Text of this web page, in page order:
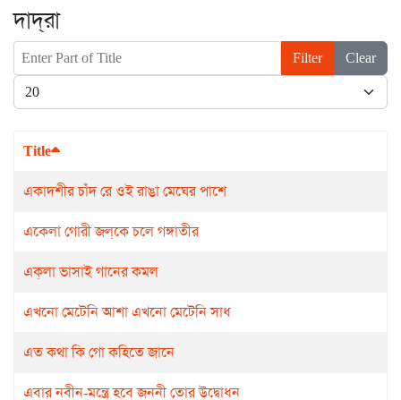
দাদ্‌রা
Enter Part of Title Filter
Clear
Display #
Title
একাদশীর চাঁদ রে ওই রাঙা মেঘের পাশে
একেলা গোরী জল্‌কে চলে গঙ্গাতীর
এক্‌লা ভাসাই গানের কমল
এখনো মেটেনি আশা এখনো মেটেনি সাধ
এত কথা কি গো কহিতে জানে
এবার নবীন-মন্ত্রে হবে জননী তোর উদ্বোধন